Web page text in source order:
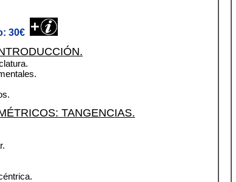
30€
TANGENCIAS.